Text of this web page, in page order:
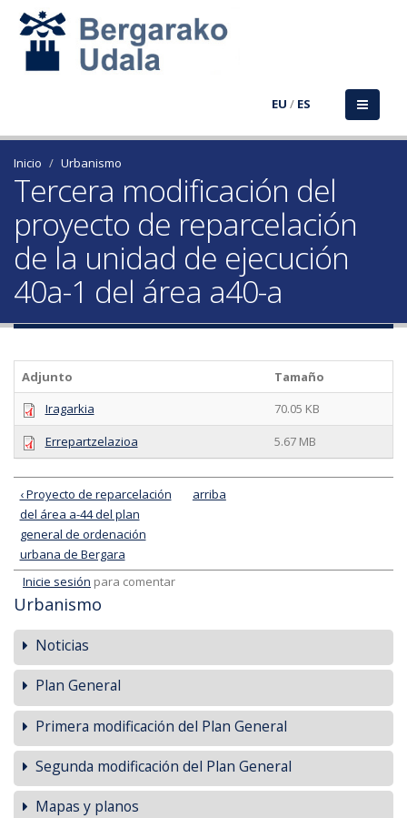
EU / ES
Inicio Urbanismo
Tercera modificación del
proyecto de reparcelación
de la unidad de ejecución
40a-1 del área a40-a
Adjunto
Tamaño
Iragarkia
70.05 KB
Errepartzelazioa
5.67 MB
‹ Proyecto de reparcelación
del área a-44 del plan
general de ordenación
urbana de Bergara
arriba
Inicie sesión para comentar
Urbanismo
Noticias
Plan General
Primera modificación del Plan General
Segunda modificación del Plan General
Mapas y planos